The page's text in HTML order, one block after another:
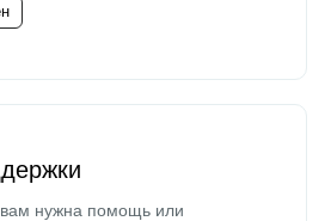
нужна помощь или